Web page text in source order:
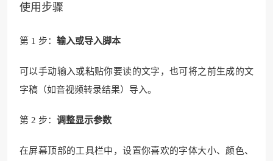
使用步骤
第 1 步： 输入或导入脚本
可以手动输入或粘贴你要读的文字，也可将之前生成的文
字稿（如音视频转录结果）导入。
第 2 步： 调整显示参数
在屏幕顶部的工具栏中，设置你喜欢的字体大小、颜色、